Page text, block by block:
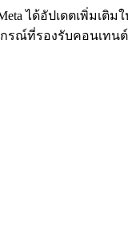
ได้อัปเดตเพิ่มเติม
รณ์ที่รองรับคอนเทน